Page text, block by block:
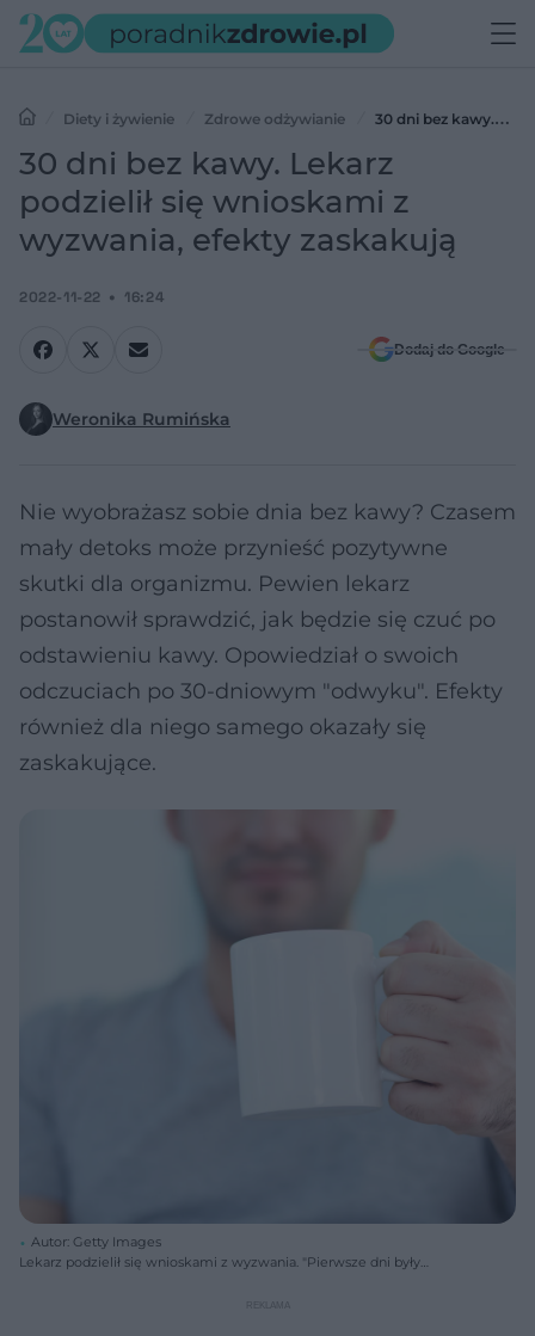
Diety i żywienie Zdrowe odżywianie
30 dni bez kawy.
Lekarz podzielił się wnioskami z wyzwania, efekty zaskakują
30 dni bez kawy. Lekarz
podzielił się wnioskami z
wyzwania, efekty zaskakują
2022-11-22 16:24
Dodaj do Google
Weronika Rumińska
Nie wyobrażasz sobie dnia bez kawy? Czasem
mały detoks może przynieść pozytywne
skutki dla organizmu. Pewien lekarz
postanowił sprawdzić, jak będzie się czuć po
odstawieniu kawy. Opowiedział o swoich
odczuciach po 30-dniowym "odwyku". Efekty
również dla niego samego okazały się
zaskakujące.
Autor: Getty Images
Lekarz podzielił się wnioskami z wyzwania. "Pierwsze dni były